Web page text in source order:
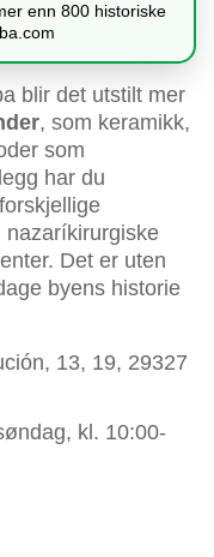
enn 800 historiske
blir det utstilt mer
, som keramikk,
som
har du
nazaríkirurgiske
Det er uten
byens historie
13, 19, 29327
kl. 10:00-